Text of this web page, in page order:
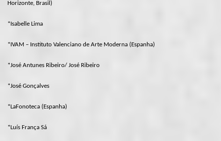
Horizonte, Brasil)
*Isabelle Lima
*IVAM – Instituto Valenciano de Arte Moderna (Espanha)
*José Antunes Ribeiro/ José Ribeiro
*José Gonçalves
*LaFonoteca (Espanha)
*Luís França Sá